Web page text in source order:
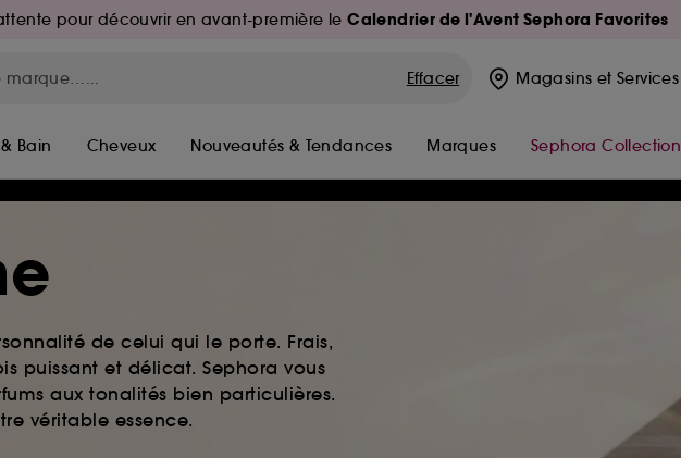
pour découvrir en avant-première leCalendrier de l'Avent Sephora Favorites
Effacer Magasins et Services
Bain Cheveux Nouveautés & Tendances Marques Sephora Collection
de celui qui le porte. Frais,
puissant et délicat. Sephora vous
aux tonalités bien particulières.
véritable essence.